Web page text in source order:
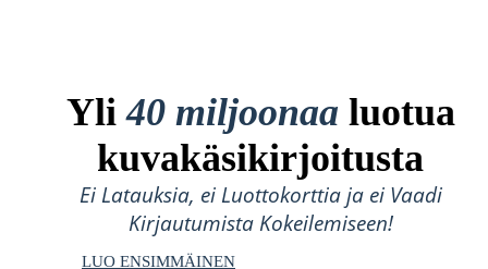
Yli40 miljoonaa luotua
kuvakäsikirjoitusta
Ei Latauksia, ei Luottokorttia ja ei Vaadi
Kirjautumista Kokeilemiseen!
LUO ENSIMMÄINEN